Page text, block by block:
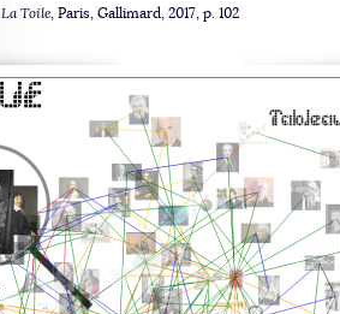
La Toile, Paris, Gallimard, 2017, p. 102